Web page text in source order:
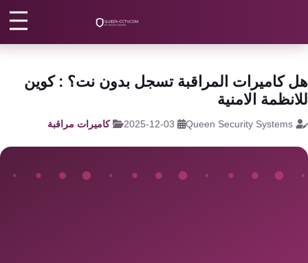
كاميرات المراقبة تسجل بدون نت؟ : كوين
الامنية
Queen Security Systems
2025-12-03 كاميرات مراقبة
كالون
الذكي
شبكات